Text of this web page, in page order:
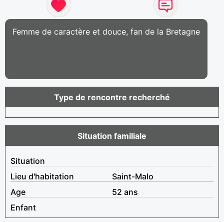
Femme de caractère et douce, fan de la Bretagne
Type de rencontre recherché
Situation familiale
Situation
Lieu d'habitation
Saint-Malo
Age
52 ans
Enfant